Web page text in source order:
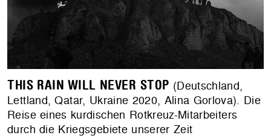
THIS RAIN WILL NEVER STOP (Deutschland,
Lettland, Qatar, Ukraine 2020, Alina Gorlova). Die
Reise eines kurdischen Rotkreuz-Mitarbeiters
durch die Kriegsgebiete unserer Zeit